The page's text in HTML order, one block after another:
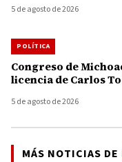
5 de agosto de 2026
POLÍTICA
Congreso de
licencia de Carlos
5 de agosto de 2026
MÁS NOTICIAS DE